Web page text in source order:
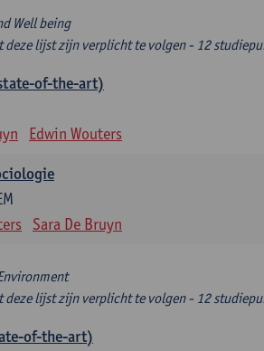
Well being
lijst zijn verplicht te volgen - 12
of-the-art)
Edwin Wouters
Sara De Bruyn
lijst zijn verplicht te volgen - 12
of-the-art)